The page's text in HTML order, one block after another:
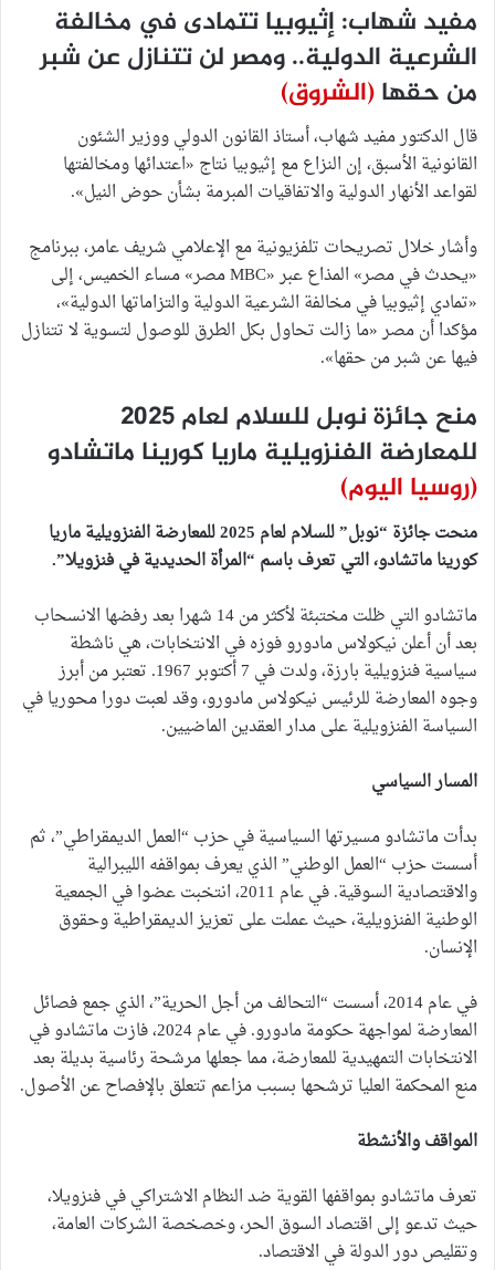
مفيد شهاب: إثيوبيا تتمادى في مخالفة
الشرعية الدولية.. ومصر لن تتنازل عن شبر
من حقها(الشروق)
قال الدكتور مفيد شهاب، أستاذ القانون الدولي ووزير الشئون
القانونية الأسبق، إن النزاع مع إثيوبيا نتاج «اعتدائها ومخالفتها
لقواعد الأنهار الدولية والاتفاقيات المبرمة بشأن حوض النيل».
وأشار خلال تصريحات تلفزيونية مع الإعلامي شريف عامر، ببرنامج
«يحدث في مصر» المذاع عبر «MBC مصر» مساء الخميس، إلى
«تمادي إثيوبيا في مخالفة الشرعية الدولية والتزاماتها الدولية»،
مؤكدا أن مصر «ما زالت تحاول بكل الطرق للوصول لتسوية لا تتنازل
فيها عن شبر من حقها».
منح جائزة نوبل للسلام لعام 2025
للمعارضة الفنزويلية ماريا كورينا ماتشادو
(روسيا اليوم)
منحت جائزة “نوبل” للسلام لعام 2025 للمعارضة الفنزويلية ماريا
كورينا ماتشادو، التي تعرف باسم “المرأة الحديدية في فنزويلا”.
ماتشادو التي ظلت مختبئة لأكثر من 14 شهرا بعد رفضها الانسحاب
بعد أن أعلن نيكولاس مادورو فوزه في الانتخابات، هي ناشطة
سياسية فنزويلية بارزة، ولدت في 7 أكتوبر 1967. تعتبر من أبرز
وجوه المعارضة للرئيس نيكولاس مادورو، وقد لعبت دورا محوريا في
السياسة الفنزويلية على مدار العقدين الماضيين.
المسار السياسي
بدأت ماتشادو مسيرتها السياسية في حزب “العمل الديمقراطي”، ثم
أسست حزب “العمل الوطني” الذي يعرف بمواقفه الليبرالية
والاقتصادية السوقية. في عام 2011، انتخبت عضوا في الجمعية
الوطنية الفنزويلية، حيث عملت على تعزيز الديمقراطية وحقوق
الإنسان.
في عام 2014، أسست “التحالف من أجل الحرية”، الذي جمع فصائل
المعارضة لمواجهة حكومة مادورو. في عام 2024، فازت ماتشادو في
الانتخابات التمهيدية للمعارضة، مما جعلها مرشحة رئاسية بديلة بعد
منع المحكمة العليا ترشحها بسبب مزاعم تتعلق بالإفصاح عن الأصول.
المواقف والأنشطة
تعرف ماتشادو بمواقفها القوية ضد النظام الاشتراكي في فنزويلا،
حيث تدعو إلى اقتصاد السوق الحر، وخصخصة الشركات العامة،
وتقليص دور الدولة في الاقتصاد.